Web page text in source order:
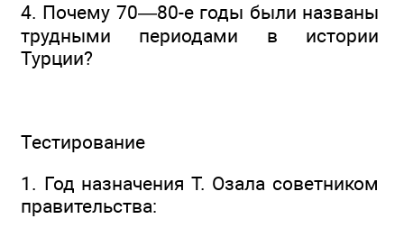
4. Почему 70—80-е годы были названы
трудными периодами в истории
Турции?
Тестирование
1. Год назначения Т. Озала советником
правительства: